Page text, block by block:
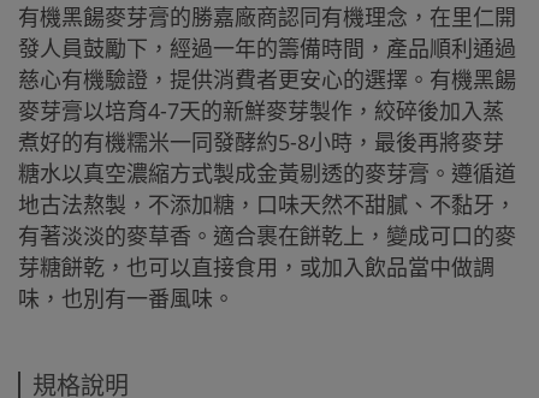
有機黑餳麥芽膏的勝嘉廠商認同有機理念，在里仁開
發人員鼓勵下，經過一年的籌備時間，產品順利通過
慈心有機驗證，提供消費者更安心的選擇。有機黑餳
麥芽膏以培育4-7天的新鮮麥芽製作，絞碎後加入蒸
煮好的有機糯米一同發酵約5-8小時，最後再將麥芽
糖水以真空濃縮方式製成金黃剔透的麥芽膏。遵循道
地古法熬製，不添加糖，口味天然不甜膩、不黏牙，
有著淡淡的麥草香。適合裹在餅乾上，變成可口的麥
芽糖餅乾，也可以直接食用，或加入飲品當中做調
味，也別有一番風味。
規格說明